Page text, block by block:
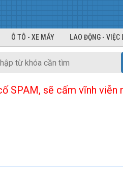
Ô TÔ - XE MÁY LAO ĐỘNG - VIỆC
SPAM, sẽ cấm vĩnh viễn